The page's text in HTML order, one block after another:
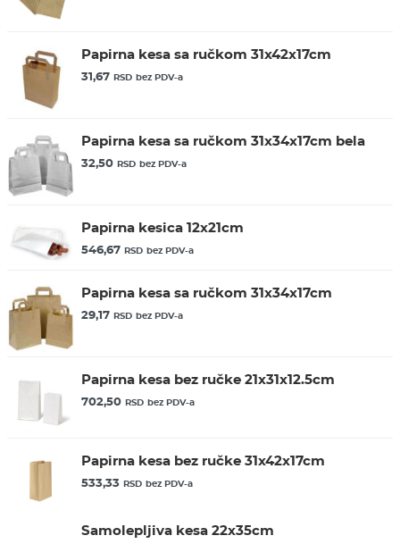
Papirna kesa sa ručkom 31x42x17cm
31,67 RSD bez PDV-a
Papirna kesa sa ručkom 31x34x17cm bela
32,50 RSD bez PDV-a
Papirna kesica 12x21cm
546,67 RSD bez PDV-a
Papirna kesa sa ručkom 31x34x17cm
29,17 RSD bez PDV-a
Papirna kesa bez ručke 21x31x12.5cm
702,50 RSD bez PDV-a
Papirna kesa bez ručke 31x42x17cm
533,33 RSD bez PDV-a
Samolepljiva kesa 22x35cm